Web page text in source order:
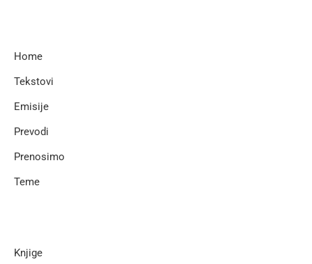
Home
Tekstovi
Emisije
Prevodi
Prenosimo
Teme
Knjige